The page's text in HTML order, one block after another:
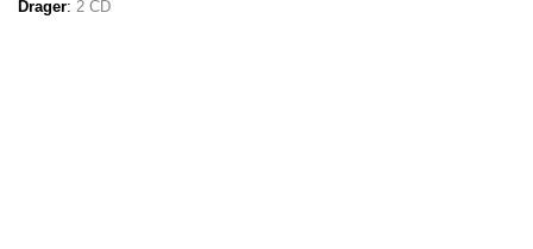
Drager: 2 CD